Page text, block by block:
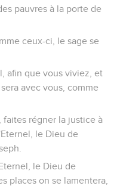
pauvres à la porte de
ceux-ci, le sage se
afin que vous viviez, et
avec vous, comme
régner la justice à
le Dieu de
le Dieu de
places on se lamentera,